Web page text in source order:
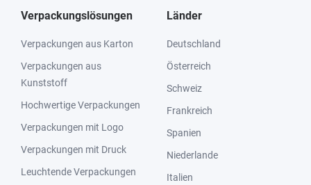
Verpackungslösungen
Verpackungen aus Karton
Verpackungen aus
Kunststoff
Hochwertige Verpackungen
Verpackungen mit Logo
Verpackungen mit Druck
Leuchtende Verpackungen
Länder
Deutschland
Österreich
Schweiz
Frankreich
Spanien
Niederlande
Italien